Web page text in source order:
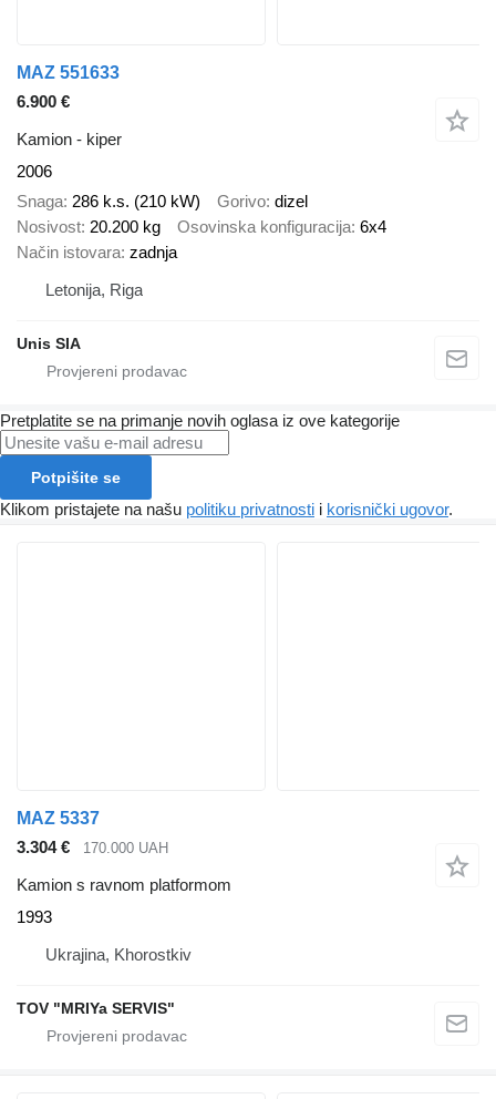
MAZ 551633
6.900 €
Kamion - kiper
2006
Snaga 286 k.s. (210 kW) Gorivo dizel
Nosivost 20.200 kg Osovinska konfiguracija 6x4
Način istovara zadnja
Letonija, Riga
Unis SIA
Pretplatite se na primanje novih oglasa iz ove kategorije
Potpišite se
Klikom pristajete na našu politiku privatnosti i korisnički ugovor.
MAZ 5337
3.304 €
170.000 UAH
Kamion s ravnom platformom
1993
Ukrajina, Khorostkiv
TOV "MRIYa SERVIS"